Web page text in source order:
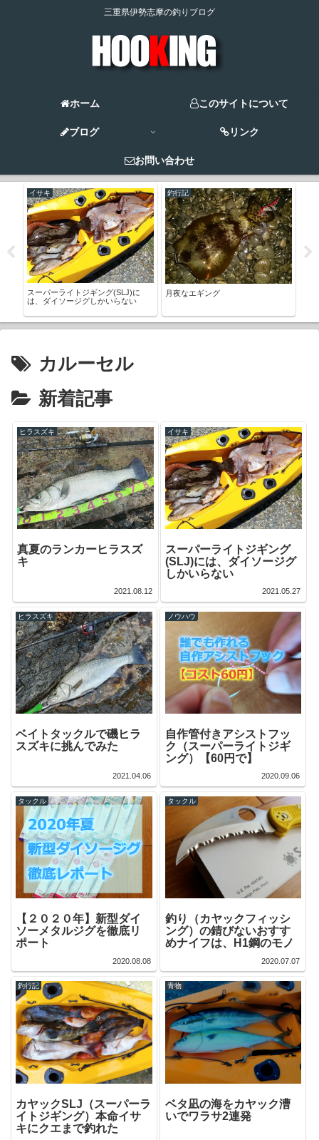
三重県伊勢志摩の釣りブログ
ホーム このサイトについて
ブログ リンク
お問い合わせ
イサキ
スーパーライトジギング(SLJ)に
は、ダイソージグしかいらない
釣行記
月夜なエギング
カルーセル
新着記事
ヒラスズキ
真夏のランカーヒラスズ
キ
2021.08.12
イサキ
スーパーライトジギング
(SLJ)には、ダイソージグ
しかいらない
2021.05.27
ヒラスズキ
ベイトタックルで磯ヒラ
スズキに挑んでみた
2021.04.06
ノウハウ
自作管付きアシストフッ
ク（スーパーライトジギ
ング）【60円で】
2020.09.06
タックル
【２０２０年】新型ダイ
ソーメタルジグを徹底リ
ポート
2020.08.08
タックル
釣り（カヤックフィッシ
ング）の錆びないおすす
めナイフは、H1鋼のモノ
2020.07.07
釣行記
カヤックSLJ（スーパーラ
イトジギング）本命イサ
キにクエまで釣れた
青物
ベタ凪の海をカヤック漕
いでワラサ2連発